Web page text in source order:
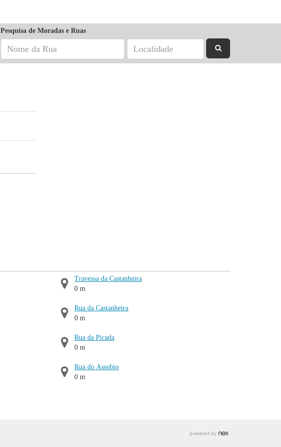
Pesquisa de Moradas e Ruas
Travessa da Castanheira
0 m
Rua da Castanheira
0 m
Rua da Picada
0 m
Rua do Assobio
0 m